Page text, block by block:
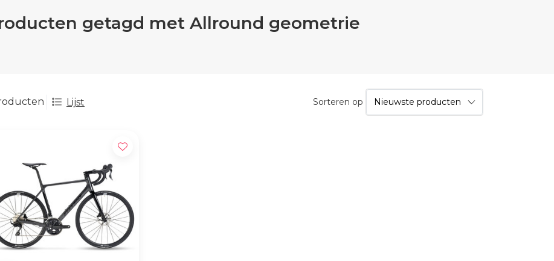
getagd met Allround geometrie
Lijst Sorteren op